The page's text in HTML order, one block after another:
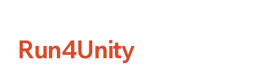
Run4Unity